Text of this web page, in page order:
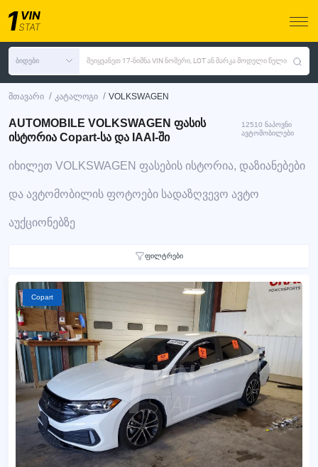
ბიდები შეიყვანეთ 17-ნიშნა VIN ნომერი, LOT ან მარკა მოდელი წელი
მთავარი / კატალოგი / VOLKSWAGEN
AUTOMOBILE VOLKSWAGEN ფასის
ისტორია Copart-სა და IAAI-ში
12510 ნაპოვნი
ავტომობილები
იხილეთ VOLKSWAGEN ფასების ისტორია, დაზიანებები
და ავტომობილის ფოტოები სადაზღვევო ავტო
აუქციონებზე
ფილტრები
Copart